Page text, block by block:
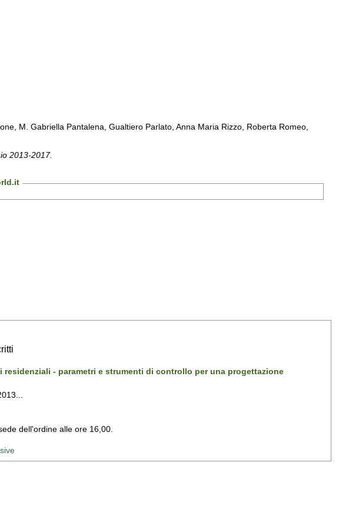
M. Gabriella Pantalena, Gualtiero Parlato, Anna Maria Rizzo, Roberta Romeo,
2013-2017.
- parametri e strumenti di controllo per una progettazione
dell'ordine alle ore 16,00.